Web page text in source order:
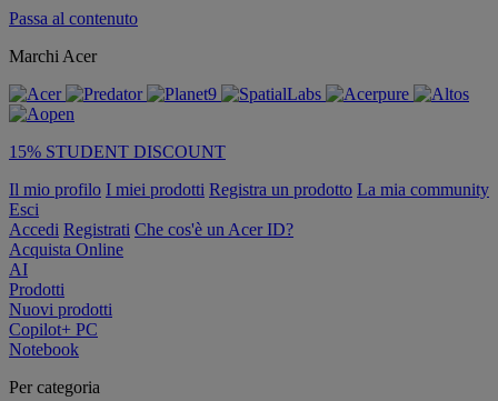
Passa al contenuto
Marchi Acer
15% STUDENT DISCOUNT
Il mio profilo I miei prodotti Registra un prodotto La mia community
Esci
Accedi Registrati Che cos'è un Acer ID?
Acquista Online
AI
Prodotti
Nuovi prodotti
Copilot+ PC
Notebook
Per categoria